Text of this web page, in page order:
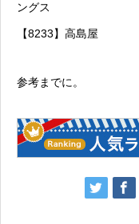
ングス
【8233】高島屋
参考までに。